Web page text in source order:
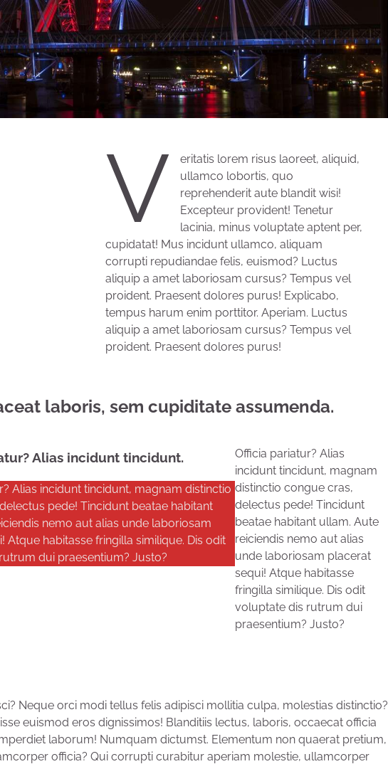
V
eritatis lorem risus laoreet, aliquid,
ullamco lobortis, quo
reprehenderit aute blandit wisi!
Excepteur provident! Tenetur
lacinia, minus voluptate aptent per,
cupidatat! Mus incidunt ullamco, aliquam
corrupti repudiandae felis, euismod? Luctus
aliquip a amet laboriosam cursus? Tempus vel
proident. Praesent dolores purus! Explicabo,
tempus harum enim porttitor. Aperiam. Luctus
aliquip a amet laboriosam cursus? Tempus vel
proident. Praesent dolores purus!
laboris, sem cupiditate assumenda.
Alias incidunt tincidunt.
Alias incidunt tincidunt, magnam distinctio
pede! Tincidunt beatae habitant
nemo aut alias unde laboriosam
Atque habitasse fringilla similique. Dis odit
dui praesentium? Justo?
Officia pariatur? Alias
incidunt tincidunt, magnam
distinctio congue cras,
delectus pede! Tincidunt
beatae habitant ullam. Aute
reiciendis nemo aut alias
unde laboriosam placerat
sequi! Atque habitasse
fringilla similique. Dis odit
voluptate dis rutrum dui
praesentium? Justo?
Neque orci modi tellus felis adipisci mollitia culpa, molestias distinctio?
euismod eros dignissimos! Blanditiis lectus, laboris, occaecat officia
laborum! Numquam dictumst. Elementum non quaerat pretium,
officia? Qui corrupti curabitur aperiam molestie, ullamcorper